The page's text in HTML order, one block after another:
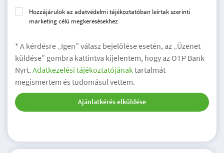
Hozzájárulok az adatvédelmi tájékoztatóban leírtak szerinti
marketing célú megkeresésekhez
* A kérdésre „Igen” válasz bejelölése esetén, az „Üzenet
küldése” gombra kattintva kijelentem, hogy az OTP Bank
Nyrt. Adatkezelési tájékoztatójának tartalmát
megismertem és tudomásul vettem.
Ajánlatkérés elküldése